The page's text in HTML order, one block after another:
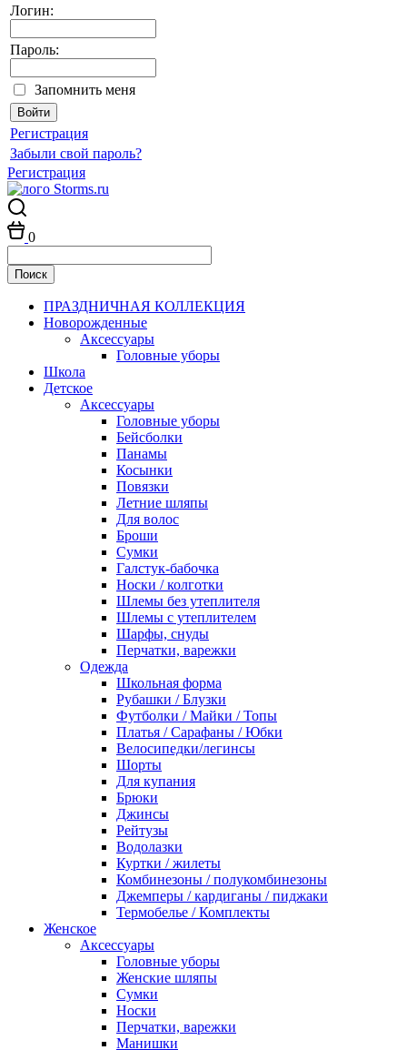
Логин:
Пароль:
Запомнить меня
Регистрация
Забыли свой пароль?
Регистрация
0
ПРАЗДНИЧНАЯ КОЛЛЕКЦИЯ
Новорожденные
Аксессуары
Головные уборы
Школа
Детское
Аксессуары
Головные уборы
Бейсболки
Панамы
Косынки
Повязки
Летние шляпы
Для волос
Броши
Сумки
Галстук-бабочка
Носки / колготки
Шлемы без утеплителя
Шлемы с утеплителем
Шарфы, снуды
Перчатки, варежки
Одежда
Школьная форма
Рубашки / Блузки
Футболки / Майки / Топы
Платья / Сарафаны / Юбки
Велосипедки/легинсы
Шорты
Для купания
Брюки
Джинсы
Рейтузы
Водолазки
Куртки / жилеты
Комбинезоны / полукомбинезоны
Джемперы / кардиганы / пиджаки
Термобелье / Комплекты
Женское
Аксессуары
Головные уборы
Женские шляпы
Сумки
Носки
Перчатки, варежки
Манишки